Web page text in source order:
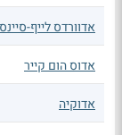
אדוורדס לייף-
אדוס הום קייר
אדוקיה